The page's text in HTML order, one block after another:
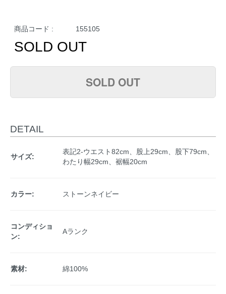
商品コード : 155105
SOLD OUT
SOLD OUT
DETAIL
サイズ:
表記2-ウエスト82cm、股上29cm、股下79cm、
わたり幅29cm、裾幅20cm
カラー: ストーンネイビー
コンディショ
ン:
Aランク
素材: 綿100%